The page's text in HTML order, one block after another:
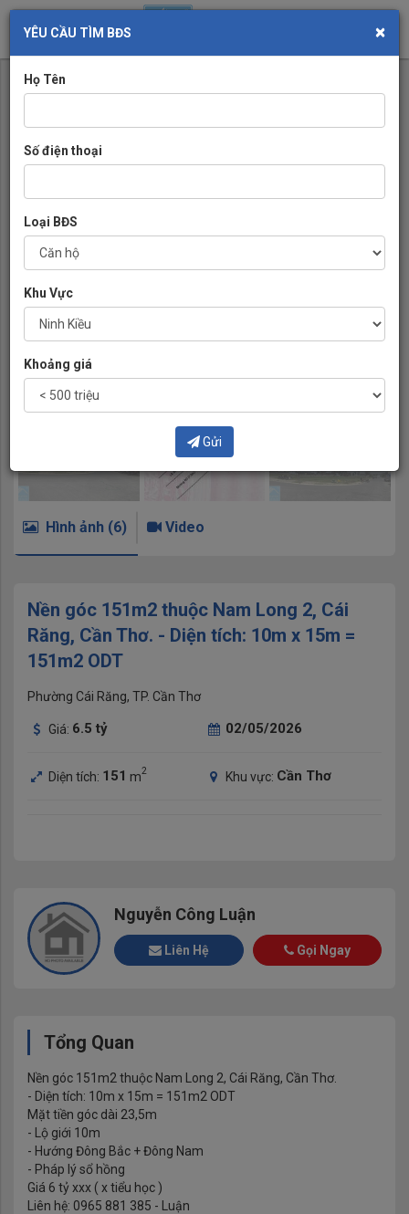
Hình ảnh (6) Video
Nền góc 151m2 thuộc Nam Long 2, Cái
Răng, Cần Thơ. - Diện tích: 10m x 15m =
151m2 ODT
Phường Cái Răng, TP. Cần Thơ
Giá: 6.5 tỷ 02/05/2026
Diện tích: 151 m2 Khu vực: Cần Thơ
Nguyễn Công Luận
Liên Hệ Gọi Ngay
Tổng Quan
Nền góc 151m2 thuộc Nam Long 2, Cái Răng, Cần Thơ.
- Diện tích: 10m x 15m = 151m2 ODT
Mặt tiền góc dài 23,5m
- Lộ giới 10m
- Hướng Đông Bắc + Đông Nam
- Pháp lý sổ hồng
Giá 6 tỷ xxx ( x tiểu học )
Liên hệ: 0965 881 385 - Luận
YÊU CẦU TÌM BĐS ×
Họ Tên
Số điện thoại
Loại BĐS
Khu Vực
Khoảng giá
Gửi